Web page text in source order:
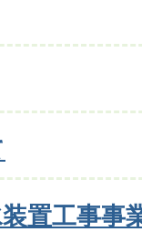
置工事事